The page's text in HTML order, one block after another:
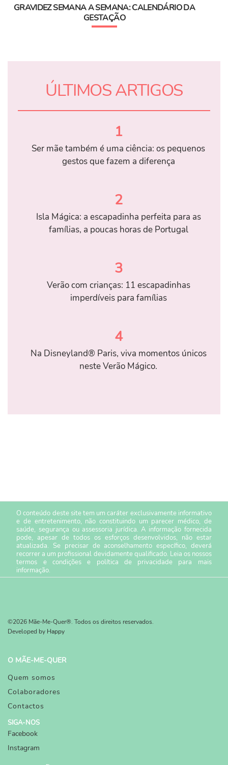
GRAVIDEZ SEMANA A SEMANA: CALENDÁRIO DA
GESTAÇÃO
ÚLTIMOS ARTIGOS
1
Ser mãe também é uma ciência: os pequenos
gestos que fazem a diferença
2
Isla Mágica: a escapadinha perfeita para as
famílias, a poucas horas de Portugal
3
Verão com crianças: 11 escapadinhas
imperdíveis para famílias
4
Na Disneyland® Paris, viva momentos únicos
neste Verão Mágico.
O conteúdo deste site tem um caráter exclusivamente informativo
e de entretenimento, não constituindo um parecer médico, de
saúde, segurança ou assessoria jurídica. A informação fornecida
pode, apesar de todos os esforços desenvolvidos, não estar
atualizada. Se precisar de aconselhamento específico, deverá
recorrer a um profissional devidamente qualificado. Leia os nossos
termos e condiçõese política de privacidade para mais
informação.
©2026 Mãe-Me-Quer®. Todos os direitos reservados.
Developed by Happy
O MÃE-ME-QUER
Quem somos
Colaboradores
Contactos
SIGA-NOS
Facebook
Instagram